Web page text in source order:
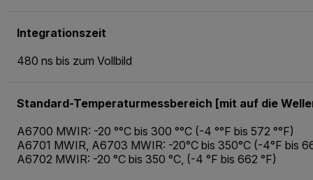
Integrationszeit
480 ns bis zum Vollbild
Standard-Temperaturmessbereich [mit auf die
A6700 MWIR: -20 °°C bis 300 °°C (-4 °°F bis 572 °°F)
A6701 MWIR, A6703 MWIR: -20°C bis 350°C (-4°F bis
A6702 MWIR: -20 °C bis 350 °C, (-4 °F bis 662 °F)